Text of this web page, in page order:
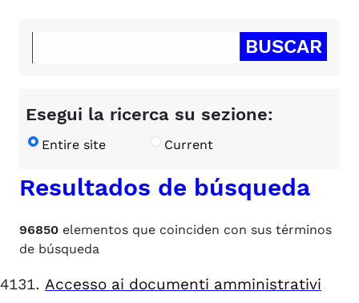
Esegui la ricerca su sezione:
Entire site Current
Resultados de búsqueda
96850 elementos que coinciden con sus términos
de búsqueda
Accesso ai documenti amministrativi